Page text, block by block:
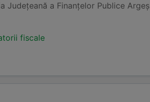
Judeţeană a Finanţelor Publice Argeş
fiscale